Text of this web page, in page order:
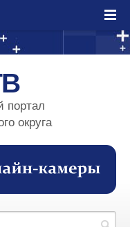
портал
округа